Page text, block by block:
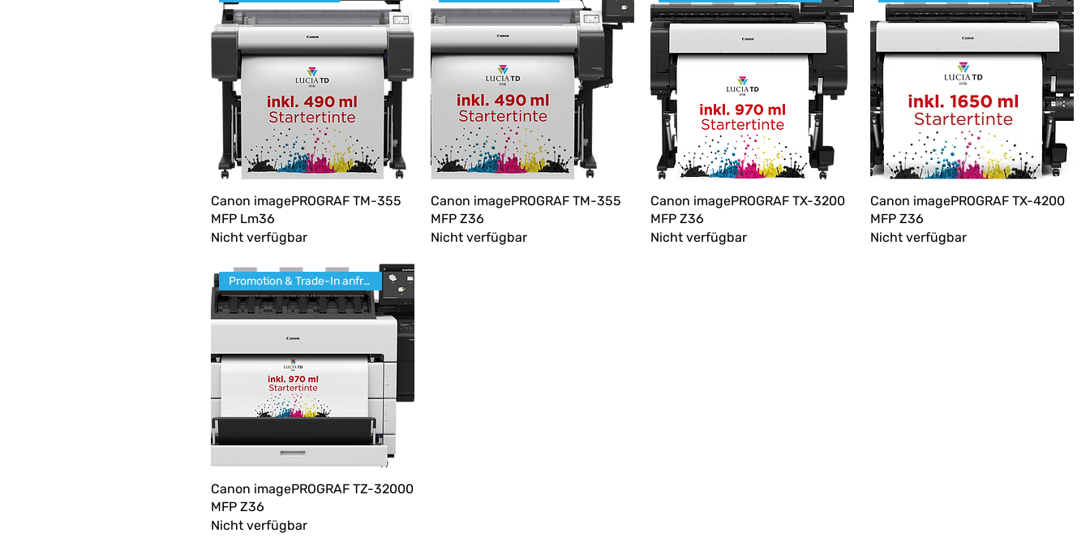
Canon imagePROGRAF TM-355
MFP Lm36
Nicht verfügbar
Canon imagePROGRAF TM-355
MFP Z36
Nicht verfügbar
Canon imagePROGRAF TX-3200
MFP Z36
Nicht verfügbar
Canon imagePROGRAF TX-4200
MFP Z36
Nicht verfügbar
Promotion & Trade-In anfragen
Canon imagePROGRAF TZ-32000
MFP Z36
Nicht verfügbar